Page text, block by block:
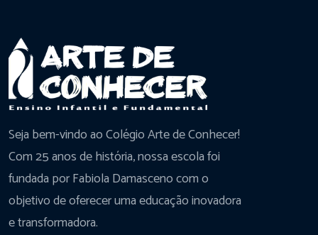
Seja bem-vindo ao Colégio Arte de Conhecer!
Com 25 anos de história, nossa escola foi
fundada por Fabiola Damasceno com o
objetivo de oferecer uma educação inovadora
e transformadora.